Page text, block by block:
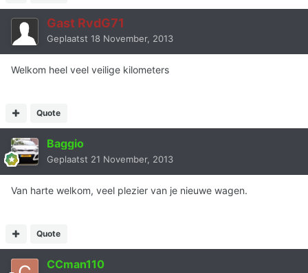
Gast RvdG71
Geplaatst 18 November, 2013
Welkom heel veel veilige kilometers
Quote
Baggio
Geplaatst 21 November, 2013
Van harte welkom, veel plezier van je nieuwe wagen.
Quote
CCman110